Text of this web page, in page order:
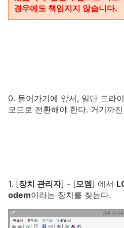
경우에도 책임지지 않습니다.
0. 들어가기에 앞서, 일단 드라
모드로 전환해야 한다. 거기까
1. [장치 관리자] - [모뎀] 에서
odem이라는 장치를 찾는다.